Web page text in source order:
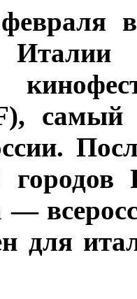
самый
городов
—
для